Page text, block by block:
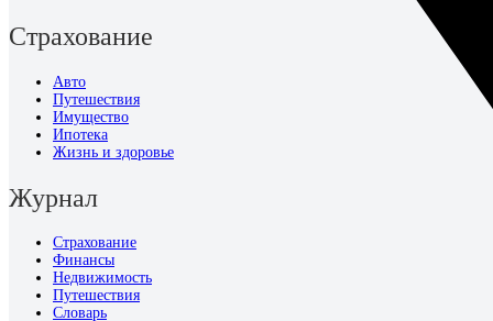
Страхование
Авто
Путешествия
Имущество
Ипотека
Жизнь и здоровье
Журнал
Страхование
Финансы
Недвижимость
Путешествия
Словарь